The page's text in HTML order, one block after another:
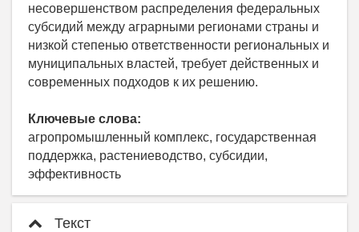
несовершенством распределения федеральных
субсидий между аграрными регионами страны и
низкой степенью ответственности региональных и
муниципальных властей, требует действенных и
современных подходов к их решению.
Ключевые слова:
агропромышленный комплекс, государственная
поддержка, растениеводство, субсидии,
эффективность
Текст